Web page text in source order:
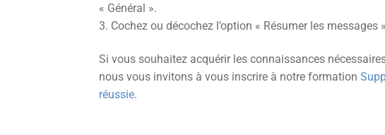
« Général ».
3. Cochez ou décochez l’option « Résumer les messages
Si vous souhaitez acquérir les connaissances
nous vous invitons à vous inscrire à notre formation
réussie.